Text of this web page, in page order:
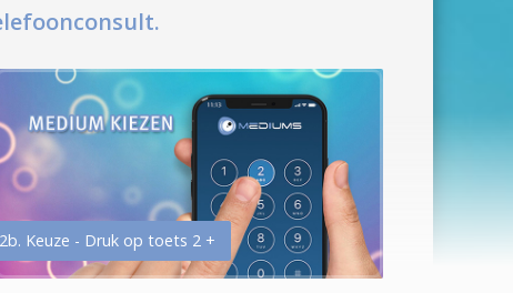
2b. Keuze - Druk op toets 2 +